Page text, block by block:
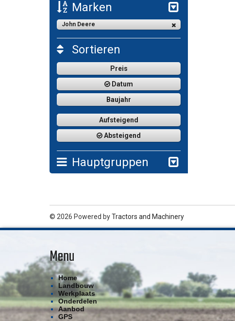
Marken
John Deere
Sortieren
Preis
Datum
Baujahr
Aufsteigend
Absteigend
Hauptgruppen
© 2026 Powered byTractors and Machinery
Menu
Home
Landbouw
Werkplaats
Onderdelen
Aanbod
GPS